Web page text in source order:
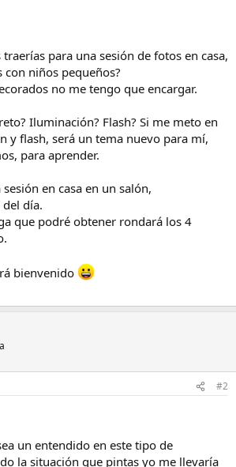
para una sesión de fotos en casa,
niños pequeños?
no me tengo que encargar.
Iluminación? Flash? Si me meto en
y flash, será un tema nuevo para mí,
para aprender.
en casa en un salón,
día.
que podré obtener rondará los 4
bienvenido
#2
un entendido en este tipo de
la situación que pintas yo me llevaría